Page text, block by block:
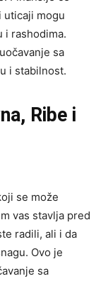
uticaji mogu
i rashodima.
sa
i stabilnost.
Ribe i
se može
vas stavlja pred
radili, ali i da
Ovo je
sa